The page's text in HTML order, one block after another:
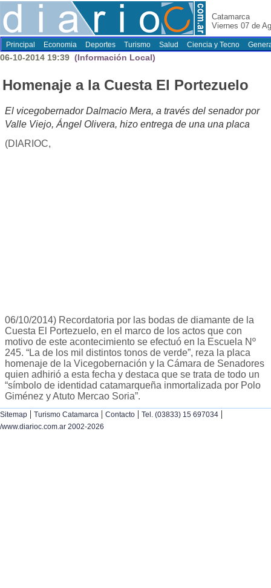
Catamarca
Viernes 07 de
Principal Economia Deportes Turismo Salud Ciencia y Tecno
06-10-2014 19:39 (Información Local)
Homenaje a la Cuesta El Portezuelo
El vicegobernador Dalmacio Mera, a través del senador por
Valle Viejo, Ángel Olivera, hizo entrega de una una placa
(DIARIOC,
06/10/2014) Recordatoria por las bodas de diamante de la
Cuesta El Portezuelo, en el marco de los actos que con
motivo de este acontecimiento se efectuó en la Escuela Nº
245. “La de los mil distintos tonos de verde”, reza la placa
homenaje de la Vicegobernación y la Cámara de Senadores
quien adhirió a esta fecha y destaca que se trata de todo un
“símbolo de identidad catamarqueña inmortalizada por Polo
Giménez y Atuto Mercao Soria”.
Sitemap | Turismo Catamarca | Contacto | Tel. (03833) 15 697034 |
/www.diarioc.com.ar 2002-2026